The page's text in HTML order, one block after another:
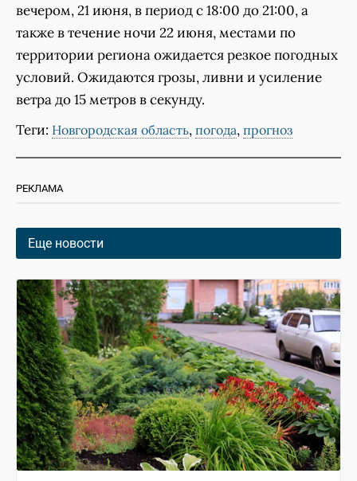
вечером, 21 июня, в период с 18:00 до 21:00, а
также в течение ночи 22 июня, местами по
территории региона ожидается резкое погодных
условий. Ожидаются грозы, ливни и усиление
ветра до 15 метров в секунду.
Теги: Новгородская область, погода, прогноз
РЕКЛАМА
Еще новости